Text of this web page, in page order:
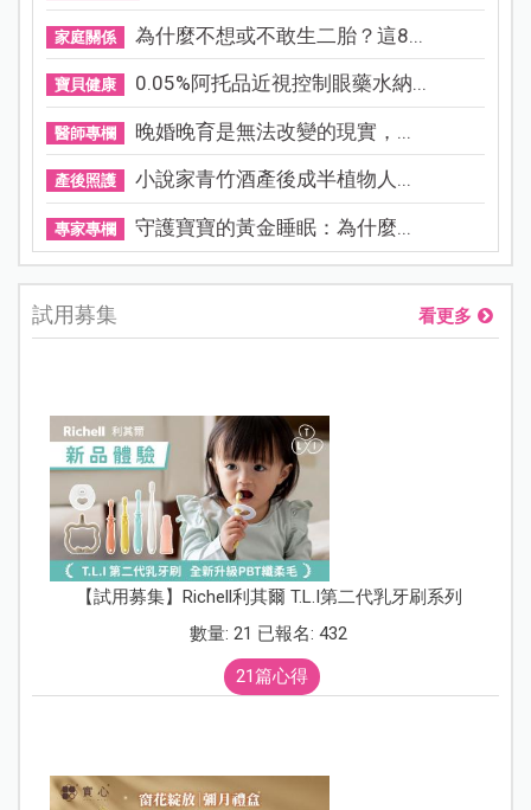
家庭關係 為什麼不想或不敢生二胎？這8...
寶貝健康 0.05%阿托品近視控制眼藥水納...
醫師專欄 晚婚晚育是無法改變的現實，...
產後照護 小說家青竹酒產後成半植物人...
專家專欄 守護寶寶的黃金睡眠：為什麼...
試用募集 看更多
【試用募集】Richell利其爾 T.L.I第二代乳牙刷系列
數量: 21 已報名: 432
21篇心得